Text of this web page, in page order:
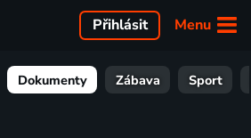
Menu
Přihlásit
Dokumenty Zábava Sport